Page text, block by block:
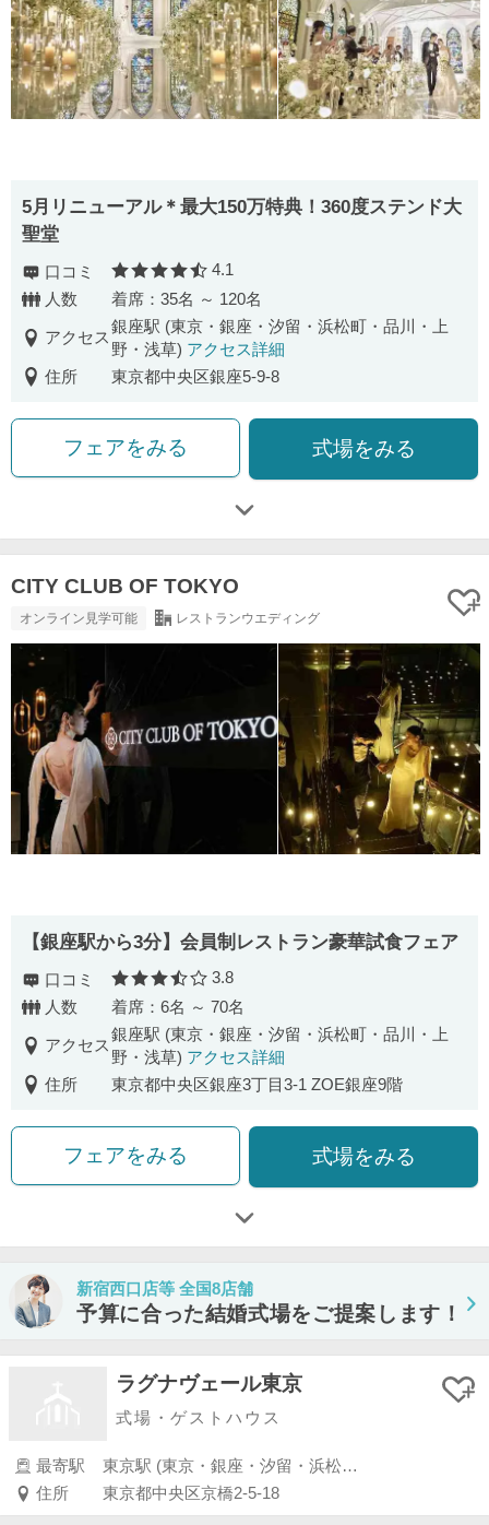
5月リニューアル＊最大150万特典！360度ステンド大
聖堂
口コミ 口コミ評価
4.1
人数
着席：35名 ～ 120名
アクセス
銀座駅 (東京・銀座・汐留・浜松町・品川・上
野・浅草) アクセス詳細
住所
東京都中央区銀座5-9-8
フェアをみる 式場をみる
CITY CLUB OF TOKYO
オンライン見学可能 レストランウエディング
【銀座駅から3分】会員制レストラン豪華試食フェア
口コミ 口コミ評価
3.8
人数
着席：6名 ～ 70名
アクセス
銀座駅 (東京・銀座・汐留・浜松町・品川・上
野・浅草) アクセス詳細
住所
東京都中央区銀座3丁目3-1 ZOE銀座9階
フェアをみる 式場をみる
新宿西口店等 全国8店舗
予算に合った結婚式場をご提案します！
ラグナヴェール東京
式場・ゲストハウス
最寄駅
東京駅 (東京・銀座・汐留・浜松町・品川・上野・浅草)
住所
東京都中央区京橋2-5-18